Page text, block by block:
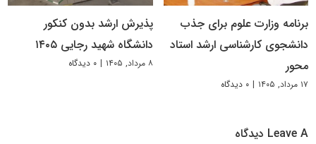
برنامه وزارت علوم برای جذب
دانشجوی کارشناسی ارشد استاد
محور
۱۷ مرداد, ۱۴۰۵ | ۰ دیدگاه
پذیرش ارشد بدون کنکور
دانشگاه شهید رجایی ۱۴۰۵
۸ مرداد, ۱۴۰۵ | ۰ دیدگاه
Leave A دیدگاه